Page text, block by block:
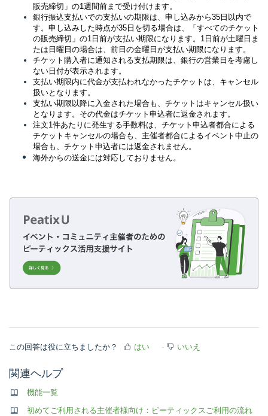
販売締切」の1週間前まで受け付けます。
銀行振込支払いでの支払いの期限は、申し込みから35日以内で
す。申し込みした時点が35日を切る場合は、「すべてのチケット
の販売締切」の1日前が支払い期限になります。1日前が土曜日ま
たは日曜日の場合は、前日の金曜日が支払い期限になります。
チケット購入者に通知される支払期限は、銀行の営業日を考慮し
ない日付が表示されます。
支払い期限内に代金が支払われなかったチケットは、キャンセル
扱いとなります。
支払い期限以降に入金された場合も、チケットはキャンセル扱い
となります。その代金はチケット申込者に返金されます。
注文1件あたりに発生する手数料は、チケット申込者都合による
チケットキャンセルの場合も、主催者都合によるイベント中止の
場合も、チケット申込者には返金されません。
海外からの送金には対応しておりません。
この回答は役に立ちましたか？ はい いいえ
関連ヘルプ
機能一覧
初めてご利用される主催者様向け：ピーティックスご利用の流れ